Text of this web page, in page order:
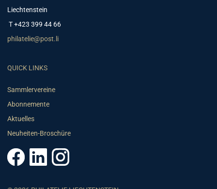
Liechtenstein
T +423 399 44 66
philatelie@post.li
QUICK LINKS
Sammlervereine
Abonnemente
Aktuelles
Neuheiten-Broschüre